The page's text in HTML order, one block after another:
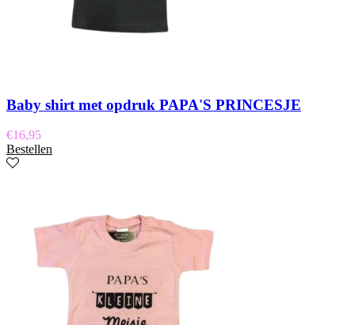
Baby shirt met opdruk PAPA'S PRINCESJE
€16,95
Bestellen